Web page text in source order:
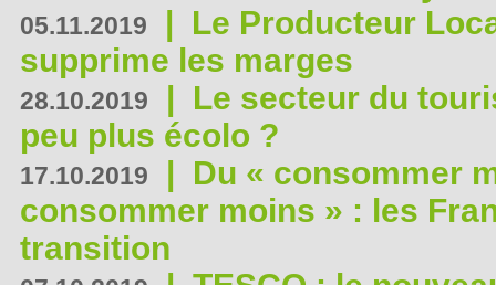
05.11.2019 | Le Producteur
supprime les marges
28.10.2019 | Le secteur du
peu plus écolo ?
17.10.2019 | Du « consommer
consommer moins » : les
transition